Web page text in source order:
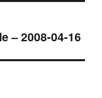
– 2008-04-16